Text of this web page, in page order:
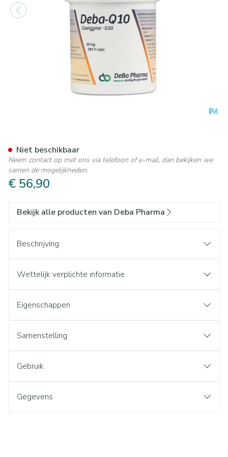
€ 56,90
Niet beschikbaar
Neem contact op met ons via telefoon of e-mail, dan bekijken we
samen de mogelijkheden.
Bekijk alle producten van Deba Pharma
Beschrijving
Wettelijk verplichte informatie
Eigenschappen
Samenstelling
Gebruik
Gegevens